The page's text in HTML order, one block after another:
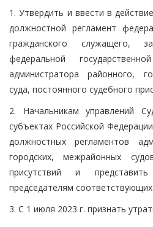
1. Утвердить и ввести в
должностной регламент
гражданского служащего,
федеральной
администратора районного,
суда, постоянного судебного
2. Начальникам управлений
субъектах Российской
должностных регламентов
городских, межрайонных
присутствий и
председателям соответствующих
3. С 1 июля 2023 г. признать